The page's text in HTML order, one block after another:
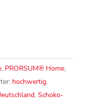
, PRORSUM® Home,
hochwertig,
, Schoko-